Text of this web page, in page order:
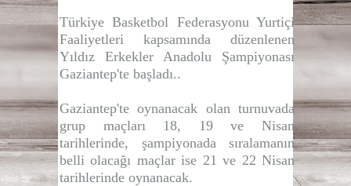
Türkiye Basketbol Federasyonu Yurtiçi
Faaliyetleri kapsamında düzenlenen
Yıldız Erkekler Anadolu Şampiyonası
Gaziantep'te başladı..
Gaziantep'te oynanacak olan turnuvada
grup maçları 18, 19 ve Nisan
tarihlerinde, şampiyonada sıralamanın
belli olacağı maçlar ise 21 ve 22 Nisan
tarihlerinde oynanacak.